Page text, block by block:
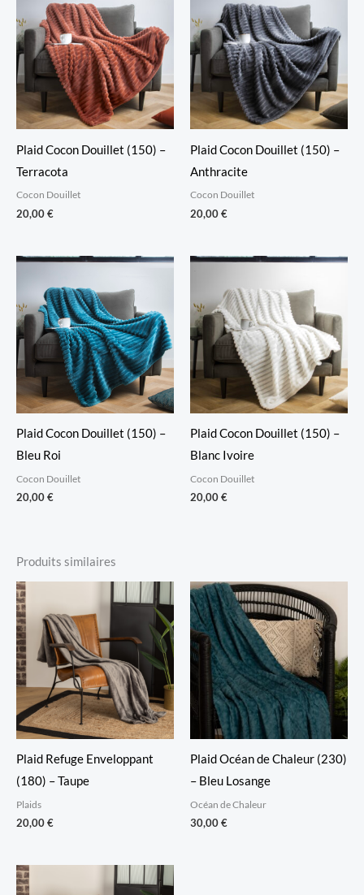
Plaid Cocon Douillet (150) –
Terracota
Cocon Douillet
20,00€
Plaid Cocon Douillet (150) –
Anthracite
Cocon Douillet
20,00€
Plaid Cocon Douillet (150) –
Bleu Roi
Cocon Douillet
20,00€
Plaid Cocon Douillet (150) –
Blanc Ivoire
Cocon Douillet
20,00€
Produits similaires
Plaid Refuge Enveloppant
(180) – Taupe
Plaids
20,00€
Plaid Océan de Chaleur (230)
– Bleu Losange
Océan de Chaleur
30,00€